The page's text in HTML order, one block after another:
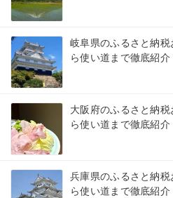
岐阜県のふるさと納
ら使い道まで徹底紹介
大阪府のふるさと納
ら使い道まで徹底紹介
兵庫県のふるさと納
ら使い道まで徹底紹介